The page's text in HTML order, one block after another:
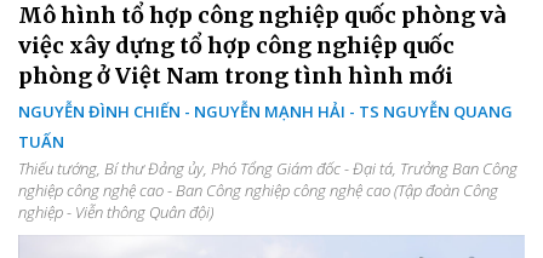
Mô hình tổ hợp công nghiệp quốc phòng và
việc xây dựng tổ hợp công nghiệp quốc
phòng ở Việt Nam trong tình hình mới
NGUYỄN ĐÌNH CHIẾN - NGUYỄN MẠNH HẢI - TS NGUYỄN QUANG
TUẤN
Thiếu tướng, Bí thư Đảng ủy, Phó Tổng Giám đốc - Đại tá, Trưởng Ban Công
nghiệp công nghệ cao - Ban Công nghiệp công nghệ cao (Tập đoàn Công
nghiệp - Viễn thông Quân đội)